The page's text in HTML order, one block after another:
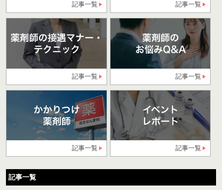
記事一覧 記事一覧
記事一覧 記事一覧
記事一覧 記事一覧
記事一覧